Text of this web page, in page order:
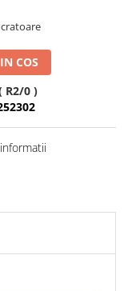
COS
R2/0 )